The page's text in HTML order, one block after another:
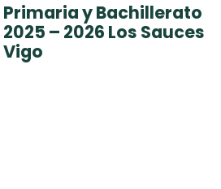
Primaria y Bachillerato
2025 – 2026 Los Sauces
Vigo